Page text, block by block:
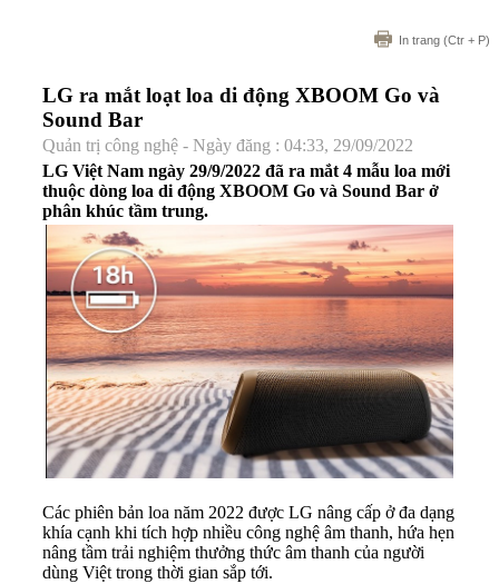
In trang (Ctr + P)
LG ra mắt loạt loa di động XBOOM Go và
Sound Bar
Quản trị công nghệ - Ngày đăng : 04:33, 29/09/2022
LG Việt Nam ngày 29/9/2022 đã ra mắt 4 mẫu loa mới
thuộc dòng loa di động XBOOM Go và Sound Bar ở
phân khúc tầm trung.
Các phiên bản loa năm 2022 được LG nâng cấp ở đa dạng
khía cạnh khi tích hợp nhiều công nghệ âm thanh, hứa hẹn
nâng tầm trải nghiệm thưởng thức âm thanh của người
dùng Việt trong thời gian sắp tới.